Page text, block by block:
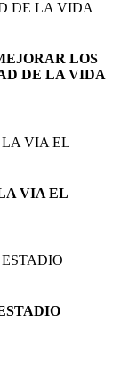
LOS
DE LA VIDA
VIA EL